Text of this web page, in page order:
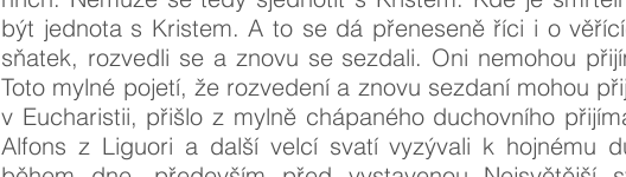
být jednota s Kristem. A to se dá přeneseně říci i o
sňatek, rozvedli se a znovu se sezdali. Oni nemohou
Toto mylné pojetí, že rozvedení a znovu sezdaní mohou
v Eucharistii, přišlo z mylně chápaného duchovního
Alfons z Liguori a další velcí svatí vyzývali k hojnému